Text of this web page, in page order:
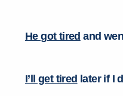
He got tired and
I’ll get tired later if I